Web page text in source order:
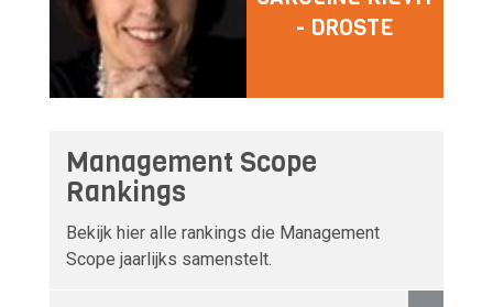
- DROSTE
Management Scope
Rankings
Bekijk hier alle rankings die Management
Scope jaarlijks samenstelt.